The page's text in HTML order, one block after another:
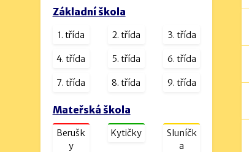
Velikost: 534kb
Velikost: 16kb
Velikost: 1230kb
Základní škola
1. třída 2. třída 3. třída
4. třída 5. třída 6. třída
7. třída 8. třída 9. třída
Mateřská škola
Berušk
y
Kytičky
Sluníčk
a